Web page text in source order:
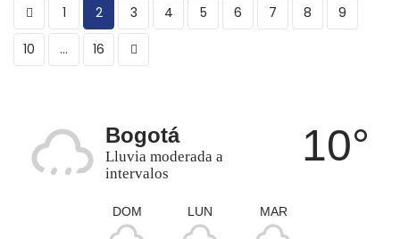
1 2 3 4 5 6 7 8 9
10 … 16
Bogotá
Lluvia moderada a
intervalos
10°
DOM LUN MAR